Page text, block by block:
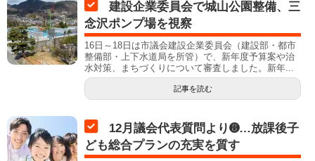
建設企業委員会で城山公園整備、三
念沢ポンプ場を視察
16日～18日は市議会建設企業委員会（建設部・都市
整備部・上下水道局を所管）で、新年度予算案や治
水対策、まちづくりについて審査しました。新年...
記事を読む
12月議会代表質問より➑…放課後子
ども総合プランの充実を質す